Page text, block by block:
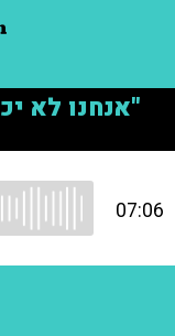
"אנחנו לא
07:06